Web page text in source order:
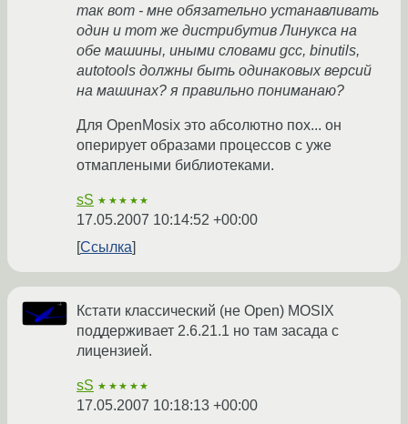
так вот - мне обязательно устанавливать
один и тот же дистрибутив Линукса на
обе машины, иными словами gcc, binutils,
autotools должны быть одинаковых версий
на машинах? я правильно пониманаю?
Для OpenMosix это абсолютно пох... он
оперирует образами процессов с уже
отмаплеными библиотеками.
sS ★★★★★
17.05.2007 10:14:52 +00:00
Ссылка
Кстати классический (не Open) MOSIX
поддерживает 2.6.21.1 но там засада с
лицензией.
sS ★★★★★
17.05.2007 10:18:13 +00:00